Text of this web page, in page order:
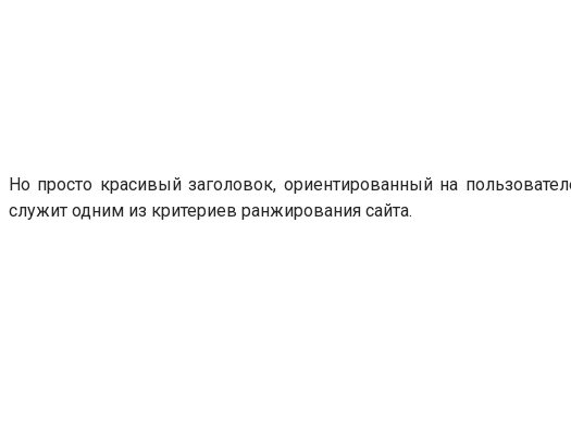
Но просто красивый заголовок, ориентированный на
служит одним из критериев ранжирования сайта.